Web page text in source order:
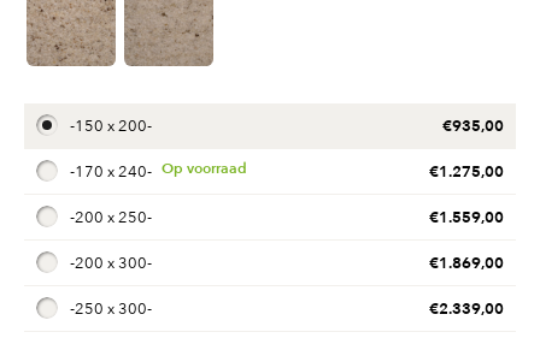
-150 x 200- €935,00
-170 x 240- €1.275,00
-200 x 250- €1.559,00
-200 x 300- €1.869,00
-250 x 300- €2.339,00